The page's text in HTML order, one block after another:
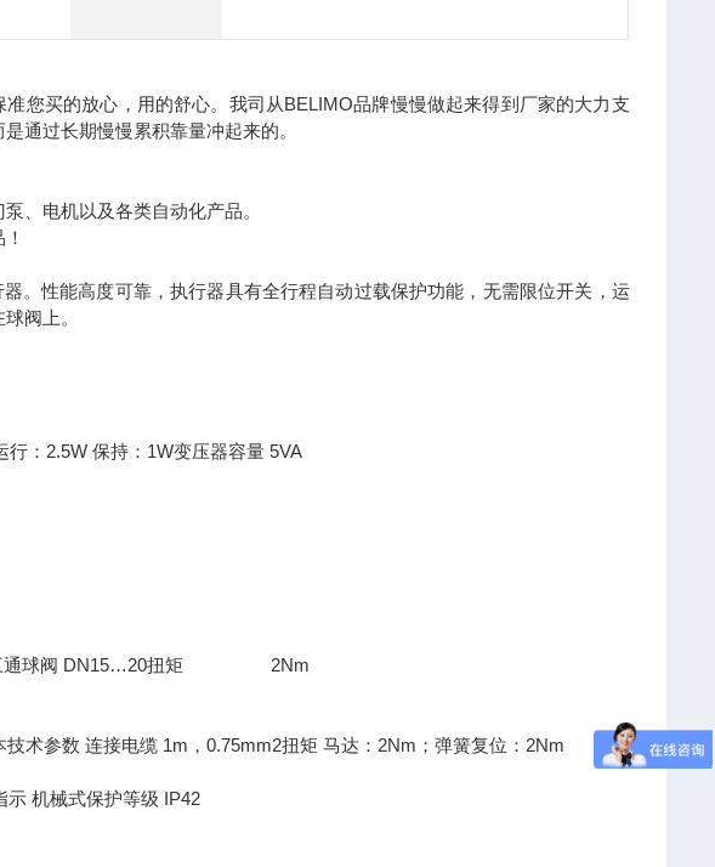
您买的放心，用的舒心。我司从BELIMO品牌慢慢做起来得到厂家的大力支
通过长期慢慢累积靠量冲起来的。
、电机以及各类自动化产品。
。性能高度可靠，执行器具有全行程自动过载保护功能，无需限位开关，运
阀上。
行：2.5W 保持：1W变压器容量 5VA
于三通球阀 DN15…20扭矩 2Nm
参数 连接电缆 1m，0.75mm2扭矩 马达：2Nm；弹簧复位：2Nm
示 机械式保护等级 IP42